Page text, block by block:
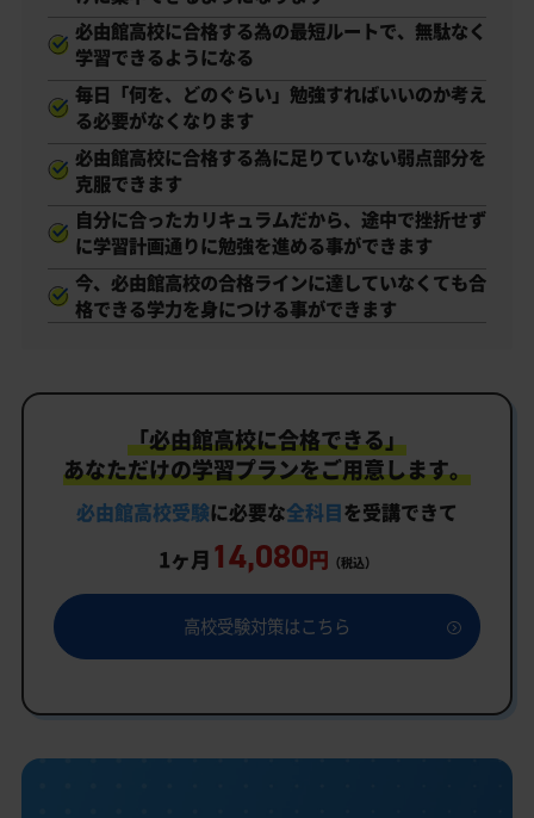
必由館高校に合格する為の最短ルートで、無駄なく
学習できるようになる
毎日「何を、どのぐらい」勉強すればいいのか考え
る必要がなくなります
必由館高校に合格する為に足りていない弱点部分を
克服できます
自分に合ったカリキュラムだから、途中で挫折せず
に学習計画通りに勉強を進める事ができます
今、必由館高校の合格ラインに達していなくても合
格できる学力を身につける事ができます
「必由館高校に合格できる」
あなただけの学習プランをご用意します。
必由館高校受験に必要な全科目を受講できて
1ヶ月 14,080円 （税込）
高校受験対策はこちら